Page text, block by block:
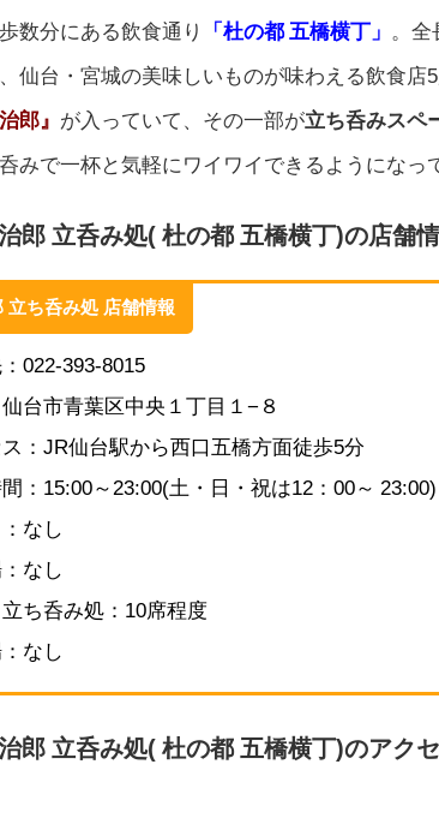
数分にある飲食通り 「杜の都 五橋横丁」 。全
仙台・宮城の美味しいものが味わえる飲食店
郎 』 が入っていて、その一部が立ち呑みスペ
みで一杯と気軽にワイワイできるようになっ
郎 立呑み処( 杜の都 五橋横丁)の店舗
立ち呑み処 店舗情報
022-393-8015
仙台市青葉区中央１丁目１−８
：JR仙台駅から西口五橋方面徒歩5分
： 15:00～23:00(土・日・祝は12：00～ 23:00)
なし
なし
ち呑み処：10席程度
なし
郎 立呑み処( 杜の都 五橋横丁)のアク